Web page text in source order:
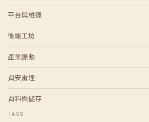
平台與維運
後端工坊
產業脈動
資安雷達
資料與儲存
TAGS